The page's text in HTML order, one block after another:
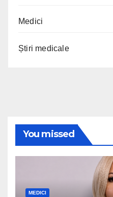
Medici
Știri medicale
You missed
MEDICI